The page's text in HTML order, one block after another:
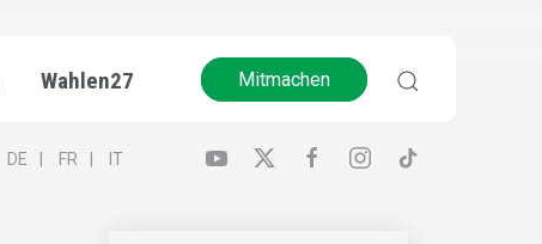
Wahlen27 Mitmachen
DE FR IT